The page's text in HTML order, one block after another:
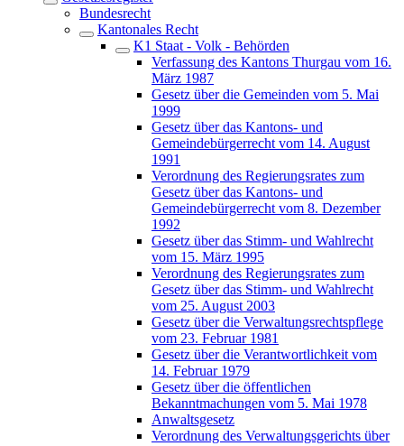
Bundesrecht
Kantonales Recht
K1 Staat - Volk - Behörden
Verfassung des Kantons Thurgau vom 16.
März 1987
Gesetz über die Gemeinden vom 5. Mai
1999
Gesetz über das Kantons- und
Gemeindebürgerrecht vom 14. August
1991
Verordnung des Regierungsrates zum
Gesetz über das Kantons- und
Gemeindebürgerrecht vom 8. Dezember
1992
Gesetz über das Stimm- und Wahlrecht
vom 15. März 1995
Verordnung des Regierungsrates zum
Gesetz über das Stimm- und Wahlrecht
vom 25. August 2003
Gesetz über die Verwaltungsrechtspflege
vom 23. Februar 1981
Gesetz über die Verantwortlichkeit vom
14. Februar 1979
Gesetz über die öffentlichen
Bekanntmachungen vom 5. Mai 1978
Anwaltsgesetz
Verordnung des Verwaltungsgerichts über